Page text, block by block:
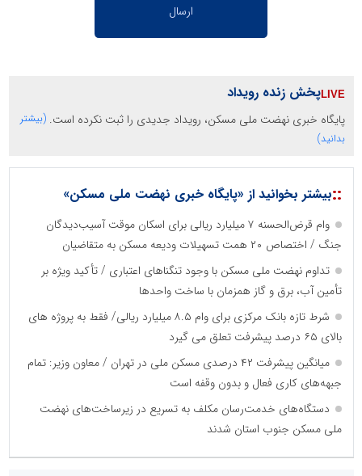
پخش زنده رویداد
پایگاه خبری نهضت ملی مسکن، رویداد جدیدی را ثبت نکرده است. (بیشتر
بدانید)
::بیشتر بخوانید از «پایگاه خبری نهضت ملی مسکن»
وام قرض‌الحسنه ۷ میلیارد ریالی برای اسکان موقت آسیب‌دیدگان
جنگ / اختصاص ۲۰ همت تسهیلات ودیعه مسکن به متقاضیان
تداوم نهضت ملی مسکن با وجود تنگناهای اعتباری / تأکید ویژه بر
تأمین آب، برق و گاز همزمان با ساخت واحدها
شرط تازه بانک مرکزی برای وام ۸.۵ میلیارد ریالی/ فقط به پروژه های
بالای ۶۵ درصد پیشرفت تعلق می گیرد
میانگین پیشرفت ۴۲ درصدی مسکن ملی در تهران / معاون وزیر: تمام
جبهه‌های کاری فعال و بدون وقفه است
دستگاه‌های خدمت‌رسان مکلف به تسریع در زیرساخت‌های نهضت
ملی مسکن جنوب استان شدند